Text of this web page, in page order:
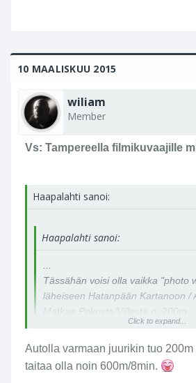
10 MAALISKUU 2015
wiliam
Member
Vs: Tampereella filmikuvaajille
Haapalahti sanoi:
Haapalahti sanoi:
Tässähän voisi olla vaikka "photo
läheiseen Hatanpään Kartanoon /
Matkaa Pekosta/Villestä n. 200m.
Click to expand...
Autolla varmaan juurikin tuo 200m
taitaa olla noin 600m/8min.